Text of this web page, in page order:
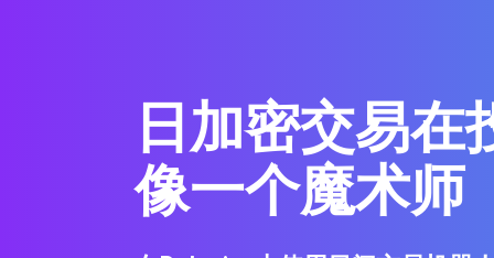
日加密交易在
像一个魔术师